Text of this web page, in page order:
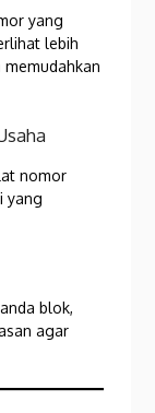
yang
lebih
nomor
yang
blok,
agar